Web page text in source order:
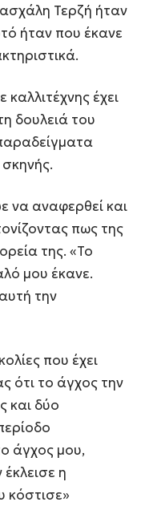
Τερζή ήταν
ήταν που έκανε
έχει
δουλειά του
να αναφερθεί και
πως της
της. «Το
μου έκανε.
την
που έχει
ότι το άγχος την
και δύο
άγχος μου,
η
κόστισε»